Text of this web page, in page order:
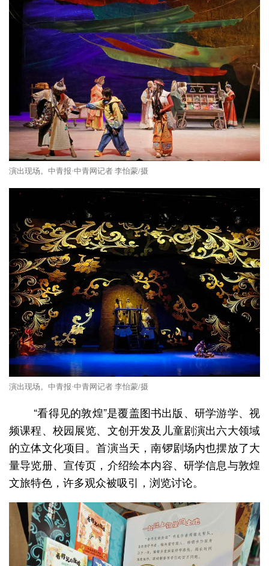
演出现场。中青报·中青网记者 李怡蒙/摄
演出现场。中青报·中青网记者 李怡蒙/摄
“看得见的敦煌”是覆盖图书出版、研学游学、视
频课程、校园展览、文创开发及儿童剧演出六大领域
的立体文化项目。首演当天，南锣剧场内也摆放了大
量导览册、宣传页，介绍绘本内容、研学信息与敦煌
文旅特色，许多观众被吸引，浏览讨论。